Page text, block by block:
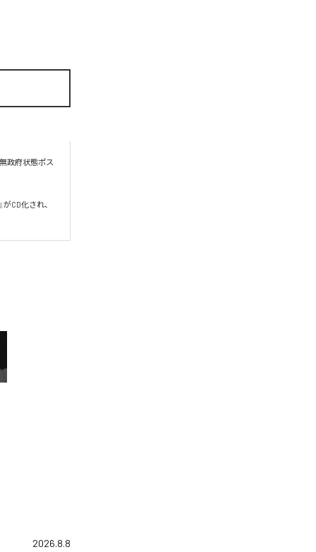
政府状態ポス
CD化され、
2026.8.8